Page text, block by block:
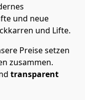
und neue
und Lifte.
Preise setzen
zusammen.
transparent